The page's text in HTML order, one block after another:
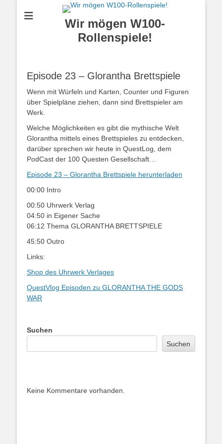
Wir mögen W100-
Rollenspiele!
Episode 23 – Glorantha Brettspiele
Wenn mit Würfeln und Karten, Counter und Figuren
über Spielpläne ziehen, dann sind Brettspieler am
Werk.
Welche Möglichkeiten es gibt die mythische Welt
Glorantha mittels eines Brettspieles zu entdecken,
darüber sprechen wir heute in QuestLog, dem
PodCast der 100 Questen Gesellschaft…
Episode 23 – Glorantha Brettspiele herunterladen
00:00 Intro
00:50 Uhrwerk Verlag
04:50 in Eigener Sache
06:12 Thema GLORANTHA BRETTSPIELE
45:50 Outro
Links:
Shop des Uhrwerk Verlages
QuestVlog Episoden zu GLORANTHA THE GODS
WAR
Suchen
Suchen
Keine Kommentare vorhanden.